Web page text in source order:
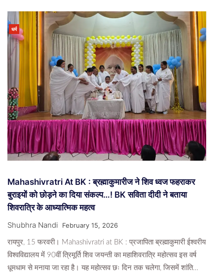
धर्म
Mahashivratri At BK : ब्रह्माकुमारीज ने शिव ध्वज फहराकर
बुराइयों को छोड़ने का दिया संकल्प…! BK सविता दीदी ने बताया
शिवरात्रि के आध्यात्मिक महत्व
Shubhra Nandi February 15, 2026
रायपुर, 15 फरवरी। Mahashivratri at BK : प्रजापिता ब्रह्माकुमारी ईश्वरीय
विश्वविद्यालय में 90वीं त्रिमूर्ति शिव जयन्ती का महाशिवरात्रि महोत्सव इस वर्ष
धूमधाम से मनाया जा रहा है। यह महोत्सव छः दिन तक चलेगा, जिसमें शांति…